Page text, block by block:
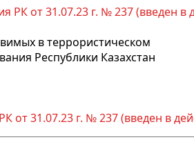
от 31.07.23 г. № 237 (введен в
в террористическом
Республики Казахстан
31.07.23 г. № 237 (введен в